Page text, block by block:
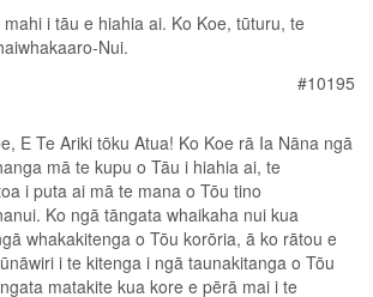
i tāu e hiahia ai. Ko Koe, tūturu, te
Nui.
#10195
E Te Ariki tōku Atua! Ko Koe rā Ia Nāna ngā
mā te kupu o Tāu i hiahia ai, te
i puta ai mā te mana o Tōu tino
Ko ngā tāngata whaikaha nui kua
whakakitenga o Tōu korōria, ā ko rātou e
i te kitenga i ngā taunakitanga o Tōu
matakite kua kore e pērā mai i te